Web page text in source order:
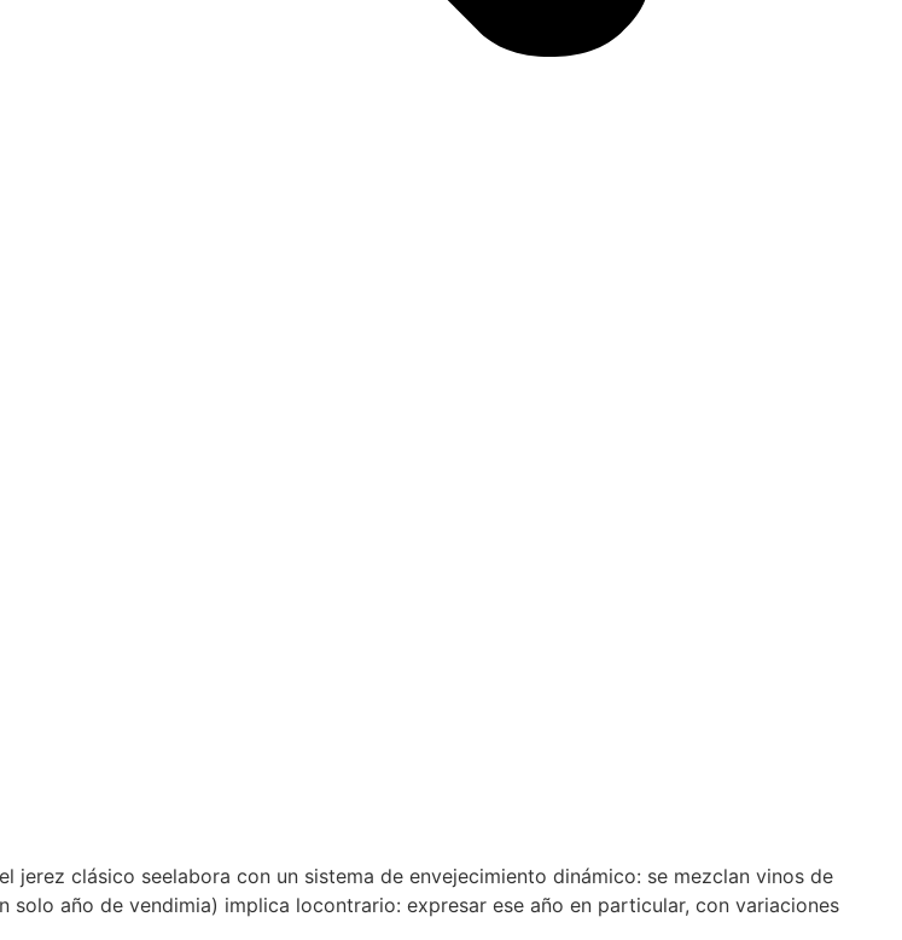
jerez clásico seelabora con un sistema de envejecimiento dinámico: se mezclan vinos de
año de vendimia) implica locontrario: expresar ese año en particular, con variaciones